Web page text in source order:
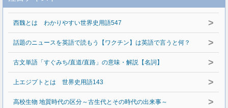
西魏とは わかりやすい世界史用語547 >
話題のニュースを英語で読もう【ワクチン】は英語で言うと何？ >
古文単語「すぐみち/直道/直路」の意味・解説【名詞】 >
上エジプトとは 世界史用語143 >
高校生物 地質時代の区分～古生代とその時代の出来事～ >